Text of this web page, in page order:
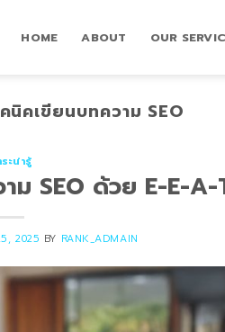
HOME ABOUT OUR
นิคเขียนบทความ SEO
ะน่ารู้
าม SEO ด้วย E-E-A-
2025 BY RANK_ADMAIN